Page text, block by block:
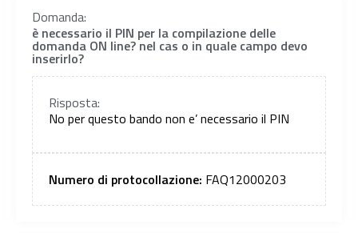
Domanda:
è necessario il PIN per la compilazione delle
domanda ON line? nel cas o in quale campo devo
inserirlo?
Risposta:
No per questo bando non e’ necessario il PIN
Numero di protocollazione: FAQ12000203